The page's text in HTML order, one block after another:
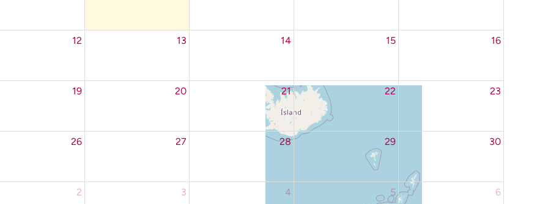
12 13 14 15 16
19 20 21 22 23
26 27 28 29 30
2 3 4 5 6